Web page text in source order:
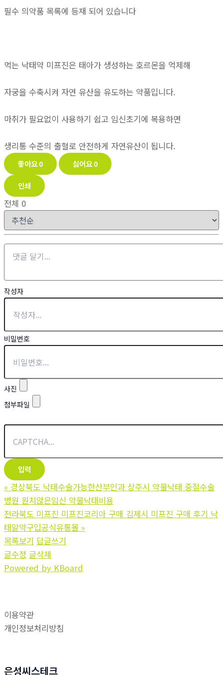
필수 의약품 목록에 등재 되어 있습니다
먹는 낙태약 미프진은 태아가 생성하는 호르몬을 억제해
자궁을 수축시켜 자연 유산을 유도하는 약품입니다.
마취가 필요없이 사용하기 쉽고 임신초기에 복용하면
생리통 수준의 출혈로 안전하게 자연유산이 됩니다.
좋아요0 싫어요0
인쇄
전체 0
작성자
비밀번호
사진
첨부파일
« 경상북도 낙태수술가능한산부인과 상주시 약물낙태 중절수술
병원 원치않은임신 약물낙태비용
전라북도 미프진 미프진코리아 구매 김제시 미프진 구매 후기 낙
태알약구입공식유통몰 »
목록보기 답글쓰기
글수정 글삭제
Powered by KBoard
이용약관
개인정보처리방침
은성씨스테크